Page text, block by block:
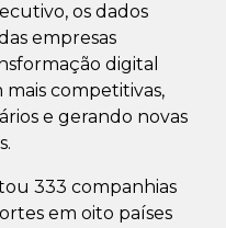
os dados
empresas
digital
competitivas,
e gerando novas
333 companhias
em oito países